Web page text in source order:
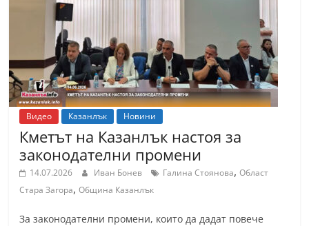
Видео Казанлък Новини
Кметът на Казанлък настоя за
законодателни промени
14.07.2026 Иван Бонев Галина Стоянова,Област
Стара Загора,Община Казанлък
За законодателни промени, които да дадат повече